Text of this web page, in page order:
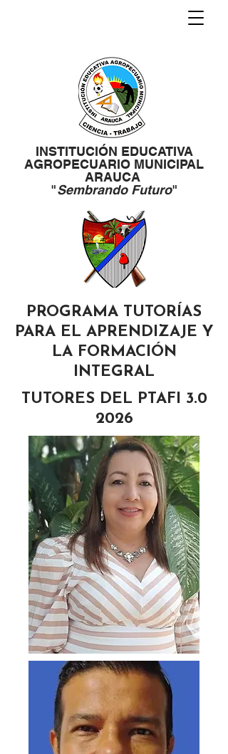
INSTITUCIÓN EDUCATIVA
AGROPECUARIO MUNICIPAL
ARAUCA
"Sembrando Futuro"
PROGRAMA TUTORÍAS
PARA EL APRENDIZAJE Y
LA FORMACIÓN
INTEGRAL
TUTORES DEL PTAFI 3.0
2026